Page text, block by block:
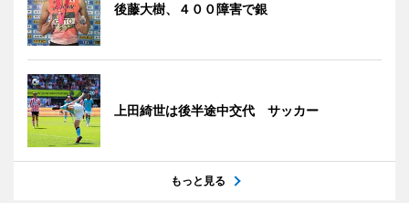
後藤大樹、４００障害で銀
上田綺世は後半途中交代 サッカー
もっと見る